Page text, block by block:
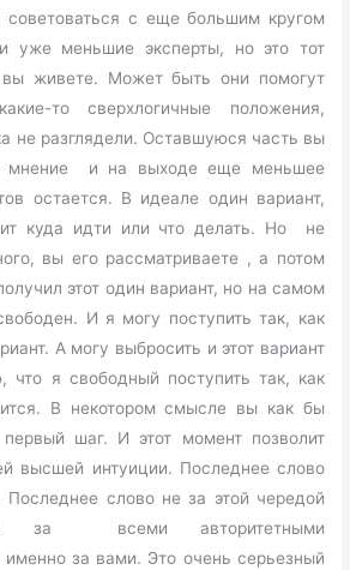
с еще большим кругом
уже меньшие эксперты, но это тот
живете. Может быть они помогут
то сверхлогичные положения,
не разглядели. Оставшуюся часть вы
мнение и на выходе еще меньшее
остается. В идеале один вариант,
куда идти или что делать. Но не
вы его рассматриваете , а потом
этот один вариант, но на самом
И я могу поступить так, как
А могу выбросить и этот вариант
что я свободный поступить так, как
В некотором смысле вы как бы
шаг. И этот момент позволит
высшей интуиции. Последнее слово
слово не за этой чередой
за всеми авторитетными
за вами. Это очень серьезный